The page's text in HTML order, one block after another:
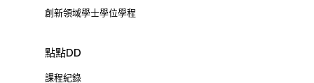
創新領域學士學位學程
點點DD
課程紀錄